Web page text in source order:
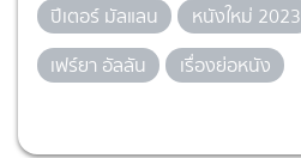
ปีเตอร์ มัลแลน
หนังใหม่ 2023
เฟร์ยา อัลลัน
เรื่องย่อหนัง